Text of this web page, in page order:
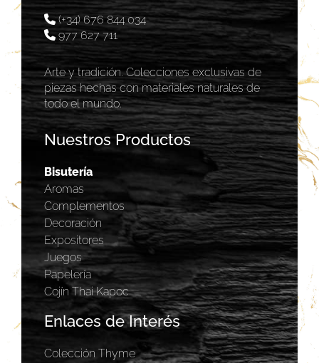
(+34) 676 844 034
977 627 711
Arte y tradición. Colecciones exclusivas de
piezas hechas con materiales naturales de
todo el mundo.
Nuestros Productos
Bisutería
Aromas
Complementos
Decoración
Expositores
Juegos
Papelería
Cojín Thai Kapoc
Enlaces de Interés
Colección Thyme